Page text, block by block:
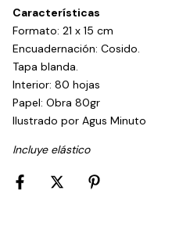
Características
Formato: 21 x 15 cm
Encuadernación: Cosido.
Tapa blanda.
Interior: 80 hojas
Papel: Obra 80gr
Ilustrado por Agus Minuto
Incluye elástico